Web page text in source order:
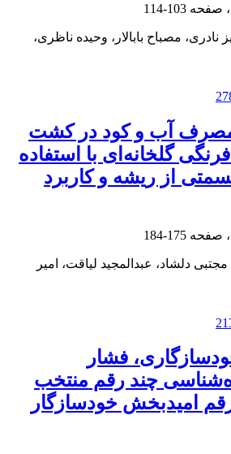
103-114
نادری، مصباح بابالار، وحیده ناظری،
مصرف آب و کود در کشت
گلخانه‏‌ای با استفاده
از ریشه و کاربرد
175-184
دلشاد، عبدالمجید لیاقت، امیر
فشار
چند رقم منتخب
امیدبخش خودسازگار